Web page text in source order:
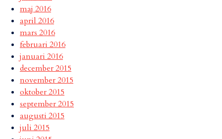
maj 2016
april 2016
mars 2016
februari 2016
januari 2016
december 2015
november 2015
oktober 2015
september 2015
augusti 2015
juli 2015